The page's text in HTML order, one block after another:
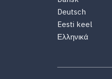
Deutsch
Eesti keel
Ελληνικά